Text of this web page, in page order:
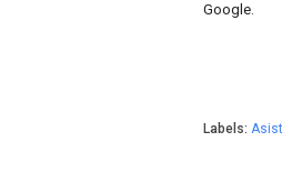
Google.
Labels: